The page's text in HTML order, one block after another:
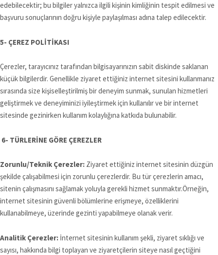
edebilecektir; bu bilgiler yalnızca ilgili kişinin kimliğinin tespit edilmesi ve
başvuru sonuçlarının doğru kişiyle paylaşılması adına talep edilecektir.
5- ÇEREZ POLİTİKASI
Çerezler, tarayıcınız tarafından bilgisayarınızın sabit diskinde saklanan
küçük bilgilerdir. Genellikle ziyaret ettiğiniz internet sitesini kullanmanız
sırasında size kişiselleştirilmiş bir deneyim sunmak, sunulan hizmetleri
geliştirmek ve deneyiminizi iyileştirmek için kullanılır ve bir internet
sitesinde gezinirken kullanım kolaylığına katkıda bulunabilir.
6- TÜRLERİNE GÖRE ÇEREZLER
Zorunlu/Teknik Çerezler: Ziyaret ettiğiniz internet sitesinin düzgün
şekilde çalışabilmesi için zorunlu çerezlerdir. Bu tür çerezlerin amacı,
sitenin çalışmasını sağlamak yoluyla gerekli hizmet sunmaktır.Örneğin,
internet sitesinin güvenli bölümlerine erişmeye, özelliklerini
kullanabilmeye, üzerinde gezinti yapabilmeye olanak verir.
Analitik Çerezler: İnternet sitesinin kullanım şekli, ziyaret sıklığı ve
sayısı, hakkında bilgi toplayan ve ziyaretçilerin siteye nasıl geçtiğini